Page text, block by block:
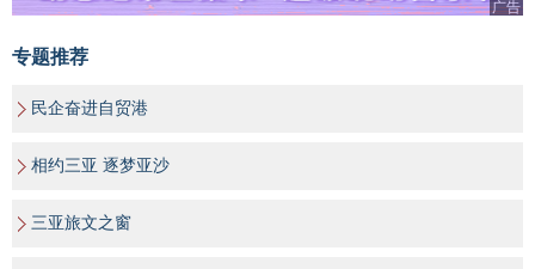
广告
专题推荐
民企奋进自贸港
相约三亚 逐梦亚沙
三亚旅文之窗